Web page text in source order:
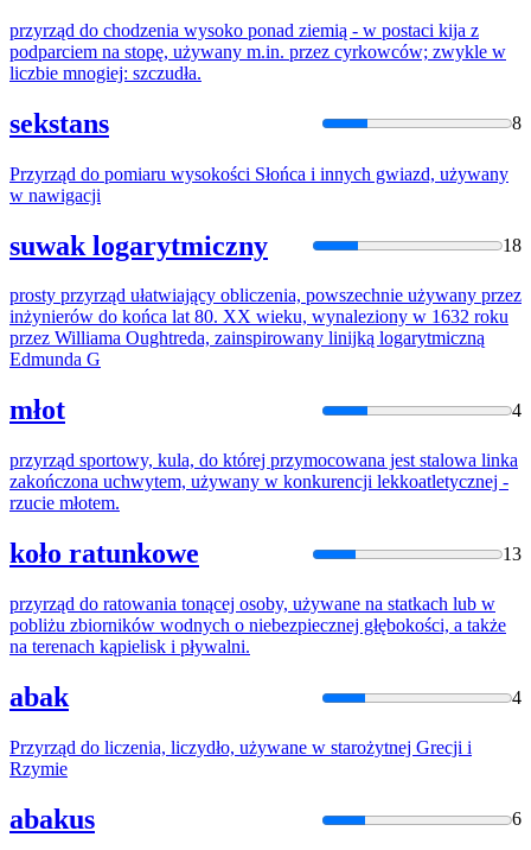
przyrząd do chodzenia wysoko ponad ziemią - w postaci kija z
podparciem na stopę, używany m.in. przez cyrkowców; zwykle w
liczbie mnogiej: szczudła.
sekstans 8
Przyrząd do pomiaru wysokości Słońca i innych gwiazd, używany
w nawigacji
suwak logarytmiczny 18
prosty przyrząd ułatwiający obliczenia, powszechnie używany przez
inżynierów do końca lat 80. XX wieku, wynaleziony w 1632 roku
przez Williama Oughtreda, zainspirowany linijką logarytmiczną
Edmunda G
młot 4
przyrząd sportowy, kula, do której przymocowana jest stalowa linka
zakończona uchwytem, używany w konkurencji lekkoatletycznej -
rzucie młotem.
koło ratunkowe 13
przyrząd do ratowania tonącej osoby, używane na statkach lub w
pobliżu zbiorników wodnych o niebezpiecznej głębokości, a także
na terenach kąpielisk i pływalni.
abak 4
Przyrząd do liczenia, liczydło, używane w starożytnej Grecji i
Rzymie
abakus 6